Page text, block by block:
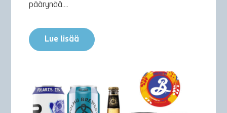
päärynää....
Lue lisää